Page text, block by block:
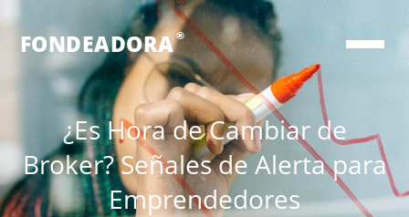
FONDEADORA®
¿Es Hora de Cambiar de
Broker? Señales de Alerta para
Emprendedores